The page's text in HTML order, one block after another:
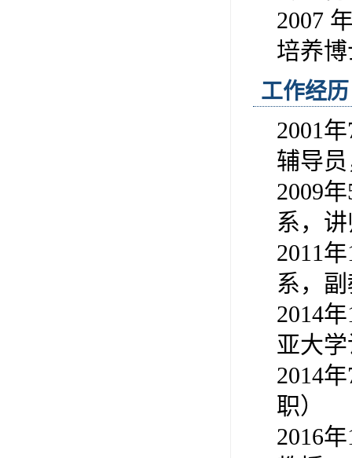
2007
培养
工作经历
2001
辅导
2009
系，
2011
系，
2014
亚大
2014
职）
2016